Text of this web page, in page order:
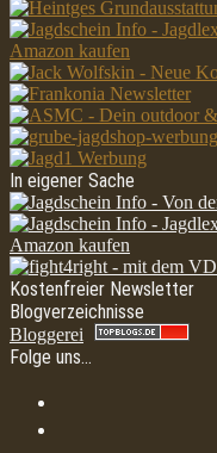
In eigener Sache
Kostenfreier Newsletter
Blogverzeichnisse
Bloggerei
Folge uns…